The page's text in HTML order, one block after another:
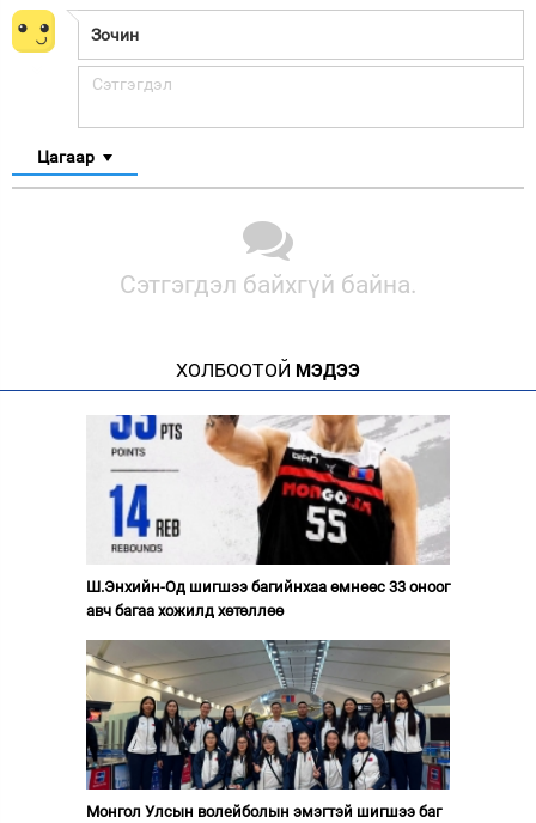
Цагаар
Сэтгэгдэл байхгүй байна.
ХОЛБООТОЙ МЭДЭЭ
Ш.Энхийн-Од шигшээ багийнхаа өмнөөс 33 оноог
авч багаа хожилд хөтөллөө
Монгол Улсын волейболын эмэгтэй шигшээ баг